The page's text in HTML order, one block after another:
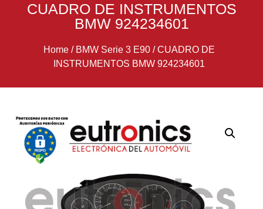
CUADRO DE INSTRUMENTOS
BMW 924234601
Home/ BMW Serie 3 E90/CUADRO DE
INSTRUMENTOS BMW 924234601